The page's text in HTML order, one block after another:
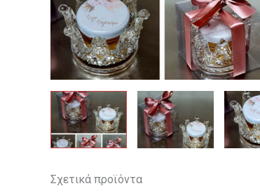
Σχετικά προϊόντα